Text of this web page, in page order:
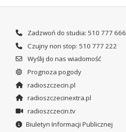
Zadzwoń do studia: 510 777 666
Czujny non stop: 510 777 222
Wyślij do nas wiadomość
Prognoza pogody
radioszczecin.pl
radioszczecinextra.pl
radioszczecin.tv
Biuletyn Informacji Publicznej